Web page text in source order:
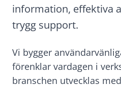
information, effektiva
trygg support.
Vi bygger
förenklar vardagen i
branschen utvecklas